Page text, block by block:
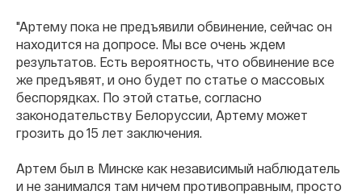
"Артему пока не предъявили обвинение, сейчас он
находится на допросе. Мы все очень ждем
результатов. Есть вероятность, что обвинение все
же предъявят, и оно будет по статье о массовых
беспорядках. По этой статье, согласно
законодательству Белоруссии, Артему может
грозить до 15 лет заключения.
Артем был в Минске как независимый наблюдатель
и не занимался там ничем противоправным, просто